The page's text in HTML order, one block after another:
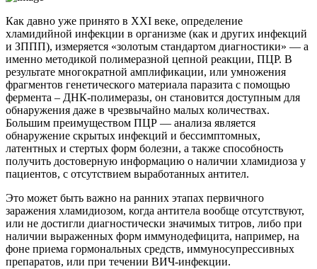
Как давно уже принято в XXI веке, определение
хламидийной инфекции в организме (как и других инфекций
и ЗППП), измеряется «золотым стандартом диагностики» — а
именно методикой полимеразной цепной реакции, ПЦР. В
результате многократной амплификации, или умножения
фрагментов генетического материала паразита с помощью
фермента – ДНК-полимеразы, он становится доступным для
обнаружения даже в чрезвычайно малых количествах.
Большим преимуществом ПЦР — анализа является
обнаружение скрытых инфекций и бессимптомных,
латентных и стертых форм болезни, а также способность
получить достоверную информацию о наличии хламидиоза у
пациентов, с отсутствием выработанных антител.
Это может быть важно на ранних этапах первичного
заражения хламидиозом, когда антитела вообще отсутствуют,
или не достигли диагностически значимых титров, либо при
наличии выраженных форм иммунодефицита, например, на
фоне приема гормональных средств, иммуносупрессивных
препаратов, или при течении ВИЧ-инфекции.